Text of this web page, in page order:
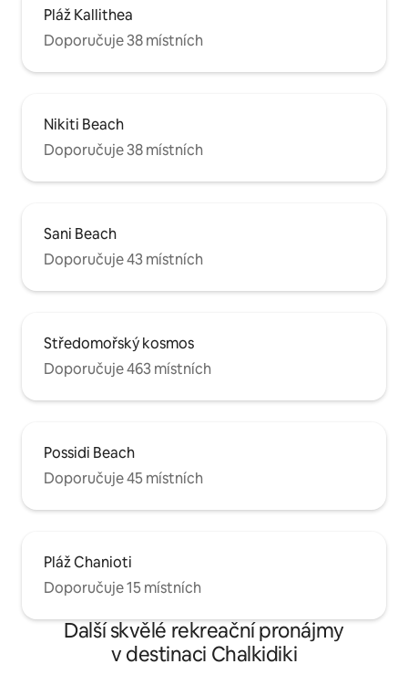
Pláž Kallithea
Doporučuje 38 místních
Nikiti Beach
Doporučuje 38 místních
Sani Beach
Doporučuje 43 místních
Středomořský kosmos
Doporučuje 463 místních
Possidi Beach
Doporučuje 45 místních
Pláž Chanioti
Doporučuje 15 místních
Další skvělé rekreační pronájmy
v destinaci Chalkidiki